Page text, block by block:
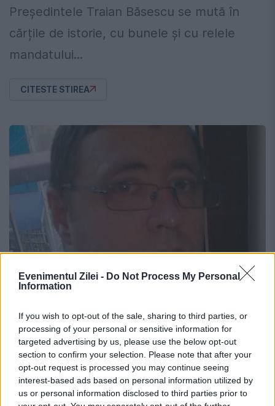
Evenimentul Zilei - Do Not Process My Personal
Information
If you wish to opt-out of the sale, sharing to third parties, or
processing of your personal or sensitive information for
targeted advertising by us, please use the below opt-out
section to confirm your selection. Please note that after your
opt-out request is processed you may continue seeing
interest-based ads based on personal information utilized by
us or personal information disclosed to third parties prior to
Președintele Traian Băsescu se mută în
cărțile de istorie, cu bunele și cu relele
mandatului...
CITESTE STIREA
OPINII EVZ
Nord și Sud
6 NOIEMBRIE 2014
Pe la mijlocul anilor ’90 ai secolului trecut